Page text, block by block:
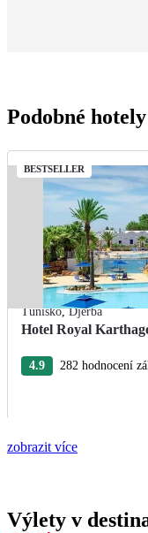
Podobné
BESTSELLER
Tunisko,Djerba
Hotel Royal
4.9
282 hodnocení
zobrazit více
Výlety v